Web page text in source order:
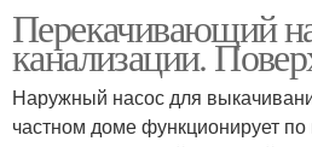
Перекачивающий
канализации.
Наружный насос для
частном доме функционирует